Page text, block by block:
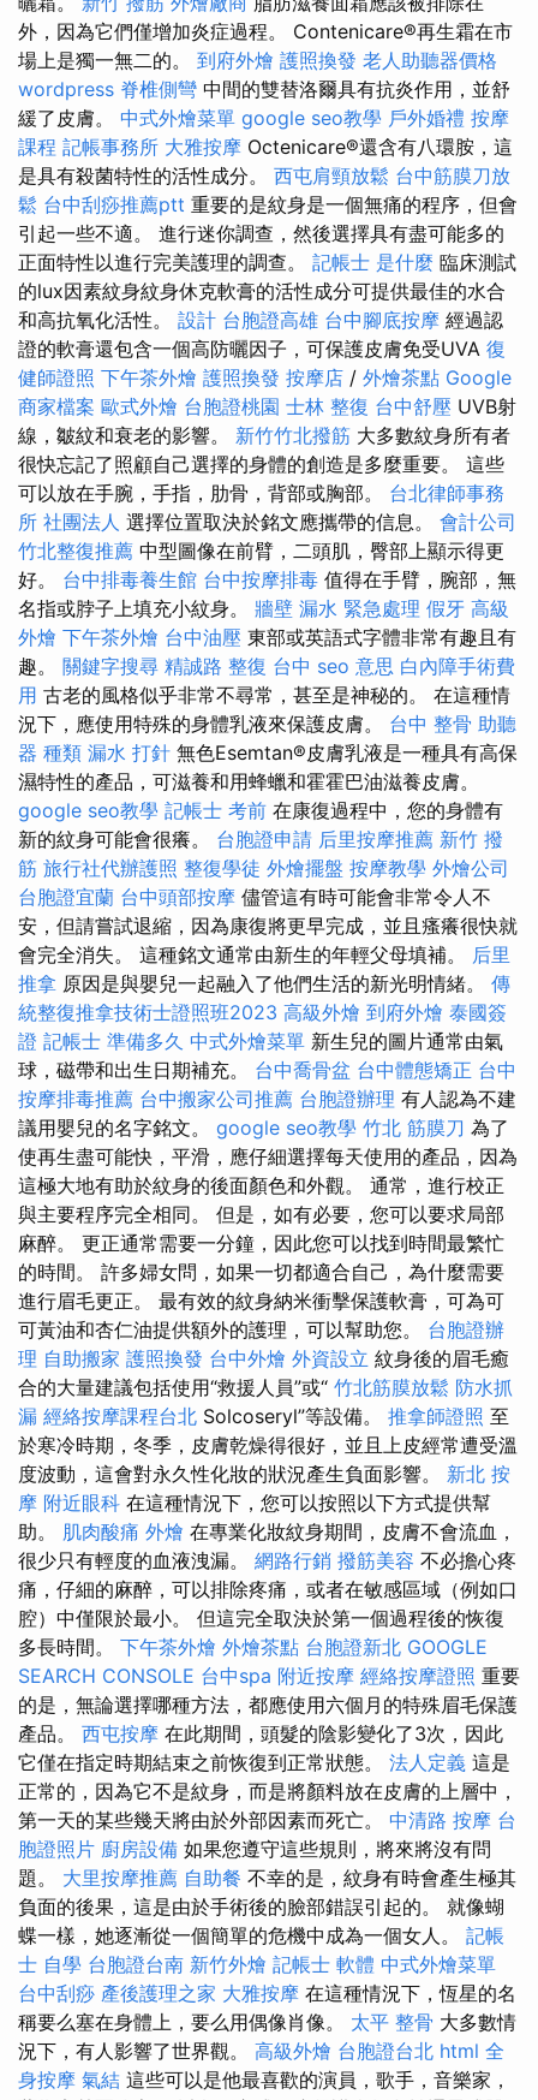
外，因為它們僅增加炎症過程。 Contenicare®再生霜在市
場上是獨一無二的。 到府外燴 護照換發 老人助聽器價格
wordpress 脊椎側彎 中間的雙替洛爾具有抗炎作用，並舒
緩了皮膚。 中式外燴菜單 google seo教學 戶外婚禮 按摩
課程 記帳事務所 大雅按摩 Octenicare®還含有八環胺，這
是具有殺菌特性的活性成分。 西屯肩頸放鬆 台中筋膜刀放
鬆 台中刮痧推薦ptt 重要的是紋身是一個無痛的程序，但會
引起一些不適。 進行迷你調查，然後選擇具有盡可能多的
正面特性以進行完美護理的調查。 記帳士 是什麼 臨床測試
的lux因素紋身紋身休克軟膏的活性成分可提供最佳的水合
和高抗氧化活性。 設計 台胞證高雄 台中腳底按摩 經過認
證的軟膏還包含一個高防曬因子，可保護皮膚免受UVA 復
健師證照 下午茶外燴 護照換發 按摩店 / 外燴茶點 Google
商家檔案 歐式外燴 台胞證桃園 士林 整復 台中舒壓 UVB射
線，皺紋和衰老的影響。 新竹竹北撥筋 大多數紋身所有者
很快忘記了照顧自己選擇的身體的創造是多麼重要。 這些
可以放在手腕，手指，肋骨，背部或胸部。 台北律師事務
所 社團法人 選擇位置取決於銘文應攜帶的信息。 會計公司
竹北整復推薦 中型圖像在前臂，二頭肌，臀部上顯示得更
好。 台中排毒養生館 台中按摩排毒 值得在手臂，腕部，無
名指或脖子上填充小紋身。 牆壁 漏水 緊急處理 假牙 高級
外燴 下午茶外燴 台中油壓 東部或英語式字體非常有趣且有
趣。 關鍵字搜尋 精誠路 整復 台中 seo 意思 白內障手術費
用 古老的風格似乎非常不尋常，甚至是神秘的。 在這種情
況下，應使用特殊的身體乳液來保護皮膚。 台中 整骨 助聽
器 種類 漏水 打針 無色Esemtan®皮膚乳液是一種具有高保
濕特性的產品，可滋養和用蜂蠟和霍霍巴油滋養皮膚。
google seo教學 記帳士 考前 在康復過程中，您的身體有
新的紋身可能會很癢。 台胞證申請 后里按摩推薦 新竹 撥
筋 旅行社代辦護照 整復學徒 外燴擺盤 按摩教學 外燴公司
台胞證宜蘭 台中頭部按摩 儘管這有時可能會非常令人不
安，但請嘗試退縮，因為康復將更早完成，並且瘙癢很快就
會完全消失。 這種銘文通常由新生的年輕父母填補。 后里
推拿 原因是與嬰兒一起融入了他們生活的新光明情緒。 傳
統整復推拿技術士證照班2023 高級外燴 到府外燴 泰國簽
證 記帳士 準備多久 中式外燴菜單 新生兒的圖片通常由氣
球，磁帶和出生日期補充。 台中喬骨盆 台中體態矯正 台中
按摩排毒推薦 台中搬家公司推薦 台胞證辦理 有人認為不建
議用嬰兒的名字銘文。 google seo教學 竹北 筋膜刀 為了
使再生盡可能快，平滑，應仔細選擇每天使用的產品，因為
這極大地有助於紋身的後面顏色和外觀。 通常，進行校正
與主要程序完全相同。 但是，如有必要，您可以要求局部
麻醉。 更正通常需要一分鐘，因此您可以找到時間最繁忙
的時間。 許多婦女問，如果一切都適合自己，為什麼需要
進行眉毛更正。 最有效的紋身納米衝擊保護軟膏，可為可
可黃油和杏仁油提供額外的護理，可以幫助您。 台胞證辦
理 自助搬家 護照換發 台中外燴 外資設立 紋身後的眉毛癒
合的大量建議包括使用“救援人員”或“ 竹北筋膜放鬆 防水抓
漏 經絡按摩課程台北 Solcoseryl”等設備。 推拿師證照 至
於寒冷時期，冬季，皮膚乾燥得很好，並且上皮經常遭受溫
度波動，這會對永久性化妝的狀況產生負面影響。 新北 按
摩 附近眼科 在這種情況下，您可以按照以下方式提供幫
助。 肌肉酸痛 外燴 在專業化妝紋身期間，皮膚不會流血，
很少只有輕度的血液洩漏。 網路行銷 撥筋美容 不必擔心疼
痛，仔細的麻醉，可以排除疼痛，或者在敏感區域（例如口
腔）中僅限於最小。 但這完全取決於第一個過程後的恢復
多長時間。 下午茶外燴 外燴茶點 台胞證新北 GOOGLE
SEARCH CONSOLE 台中spa 附近按摩 經絡按摩證照 重要
的是，無論選擇哪種方法，都應使用六個月的特殊眉毛保護
產品。 西屯按摩 在此期間，頭髮的陰影變化了3次，因此
它僅在指定時期結束之前恢復到正常狀態。 法人定義 這是
正常的，因為它不是紋身，而是將顏料放在皮膚的上層中，
第一天的某些幾天將由於外部因素而死亡。 中清路 按摩 台
胞證照片 廚房設備 如果您遵守這些規則，將來將沒有問
題。 大里按摩推薦 自助餐 不幸的是，紋身有時會產生極其
負面的後果，這是由於手術後的臉部錯誤引起的。 就像蝴
蝶一樣，她逐漸從一個簡單的危機中成為一個女人。 記帳
士 自學 台胞證台南 新竹外燴 記帳士 軟體 中式外燴菜單
台中刮痧 產後護理之家 大雅按摩 在這種情況下，恆星的名
稱要么塞在身體上，要么用偶像肖像。 太平 整骨 大多數情
況下，有人影響了世界觀。 高級外燴 台胞證台北 html 全
身按摩 氣結 這些可以是他最喜歡的演員，歌手，音樂家，